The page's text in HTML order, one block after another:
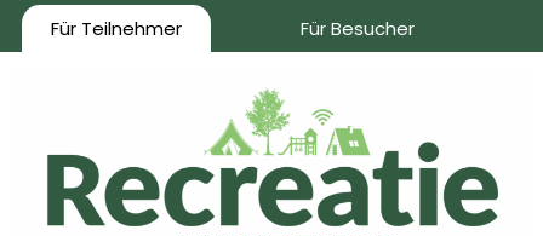
Für Teilnehmer Für Besucher